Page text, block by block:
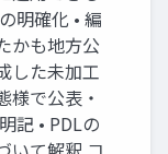
明確化 • 編
かも地方公
した未加工
様で公表・
記 • PDLの